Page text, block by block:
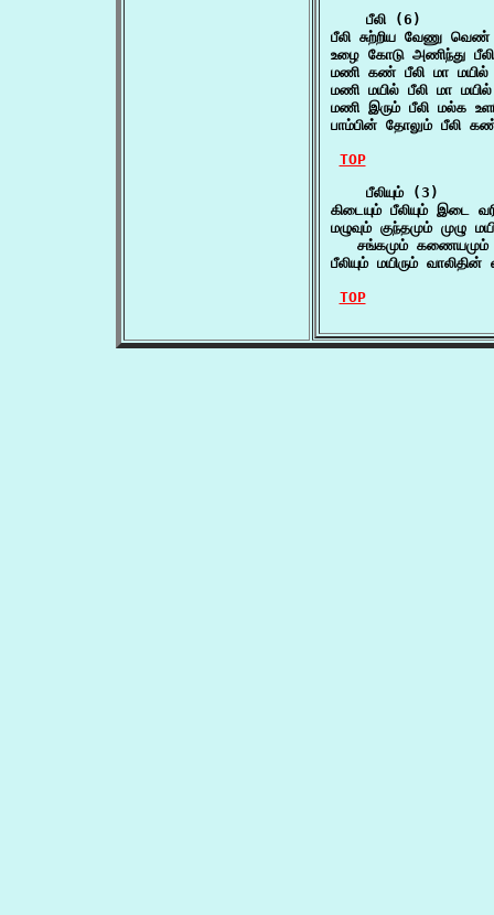
    பீலி (6)
பீலி சுற்றிய வேணு
உழை கோடு அணிந்து
மணி கண் பீலி மா
மணி மயில் பீலி மா
மணி இரும் பீலி மல்க
பாம்பின் தோலும் பீலி
TOP
    பீலியும் (3)
கிடையும் பீலியும் இடை
மழுவும் குந்தமும் முழு
சங்கமும் கணையமும்
பீலியும் மயிரும்
TOP